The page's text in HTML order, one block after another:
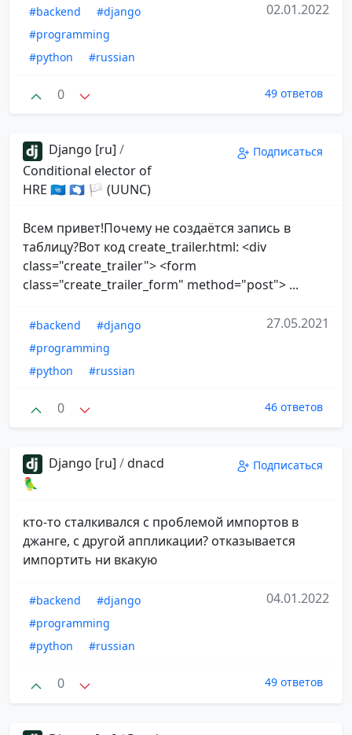
#backend
#django
#programming
#python
#russian
02.01.2022
0 49 ответов
Django [ru] /
Conditional elector of
HRE 🇺🇳 🇦🇶 🏳 (UUNC)
Подписаться
Всем привет!Почему не создаётся запись в
таблицу?Вот код create_trailer.html: <div
class="create_trailer"> <form
class="create_trailer_form" method="post"> ...
#backend
#django
#programming
#python
#russian
27.05.2021
0 46 ответов
Django [ru] /dnacd
🦜
Подписаться
кто-то сталкивался с проблемой импортов в
джанге, с другой аппликации? отказывается
импортить ни вкакую
#backend
#django
#programming
#python
#russian
04.01.2022
0 49 ответов